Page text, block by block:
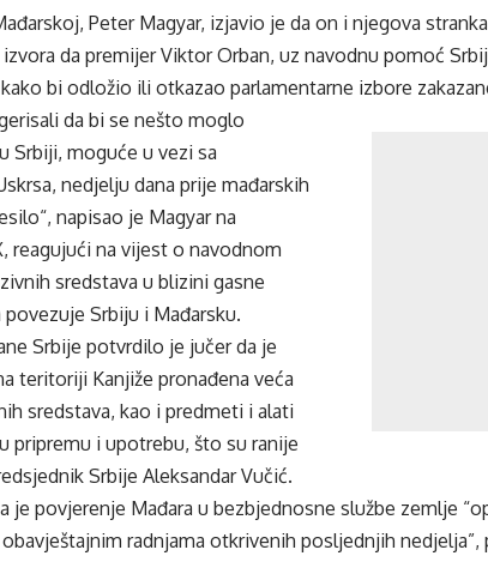
Peter Magyar, izjavio je da on i njegova
da premijer Viktor Orban, uz navodnu pomoć
bi odložio ili otkazao parlamentarne izbore
da bi se nešto moglo
Srbiji, moguće u vezi sa
nedjelju dana prije mađarskih
napisao je Magyar na
reagujući na vijest o navodnom
sredstava u blizini gasne
Srbiju i Mađarsku.
Srbije potvrdilo je jučer da je
teritoriji Kanjiže pronađena veća
sredstava, kao i predmeti i alati
pripremu i upotrebu, što su ranije
Srbije Aleksandar Vučić.
je povjerenje Mađara u bezbjednosne službe zemlje
radnjama otkrivenih posljednjih nedjelja”,